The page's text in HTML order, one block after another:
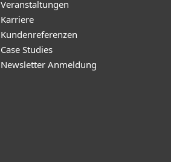
Veranstaltungen
Karriere
Kundenreferenzen
Case Studies
Newsletter Anmeldung